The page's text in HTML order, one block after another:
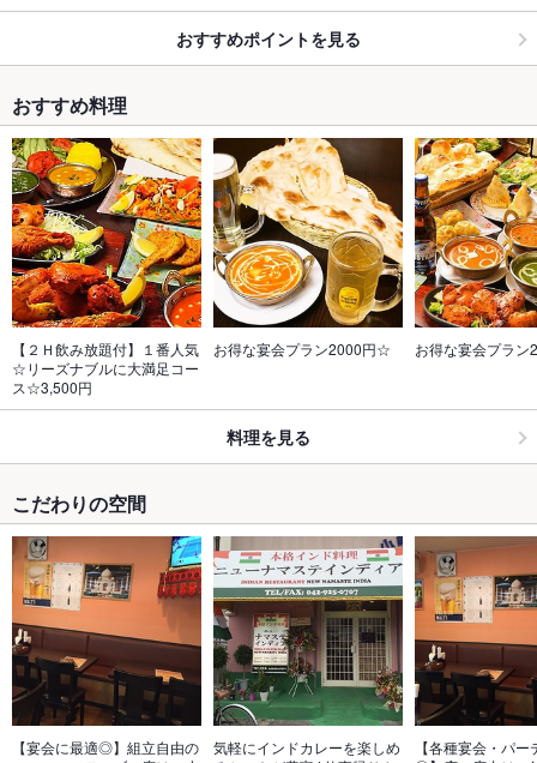
おすすめポイントを見る
おすすめ料理
【２Ｈ飲み放題付】１番人気
☆リーズナブルに大満足コー
ス☆3,500円
お得な宴会プラン2000円☆ お得な宴会プラ
料理を見る
こだわりの空間
【宴会に最適◎】組立自由の
気軽にインドカレーを楽しめ
【各種宴会・パー